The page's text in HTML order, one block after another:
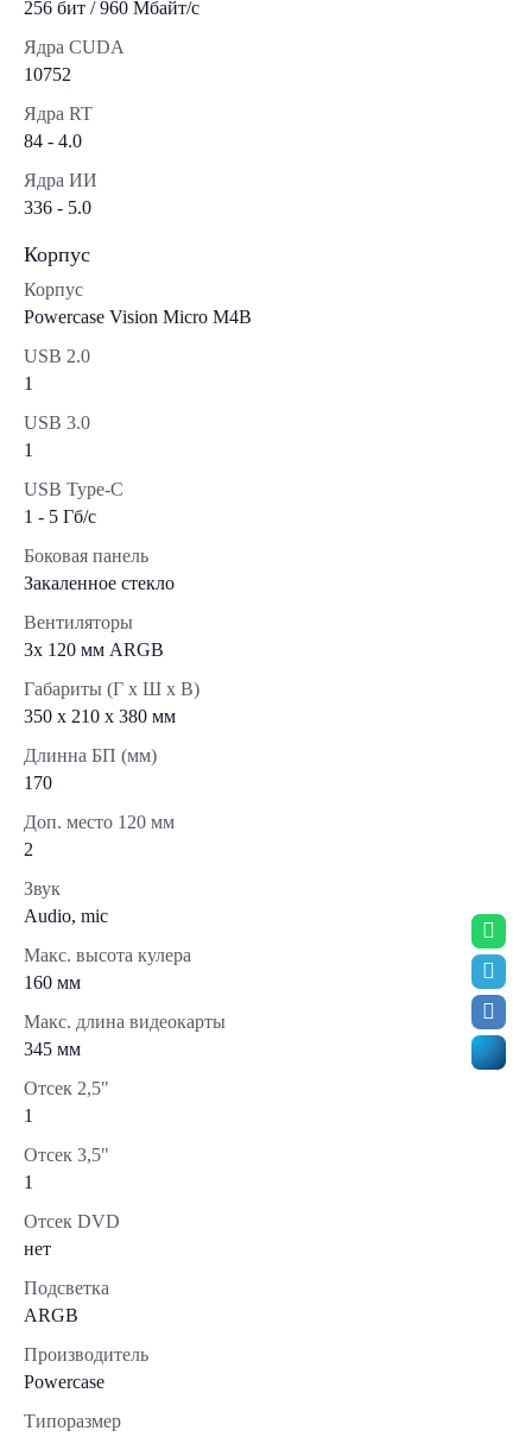
256 бит / 960 Мбайт/с
Ядра CUDA
10752
Ядра RT
84 - 4.0
Ядра ИИ
336 - 5.0
Корпус
Корпус
Powercase Vision Micro M4B
USB 2.0
1
USB 3.0
1
USB Type-C
1 - 5 Гб/с
Боковая панель
Закаленное стекло
Вентиляторы
3х 120 мм ARGB
Габариты (Г x Ш x В)
350 x 210 x 380 мм
Длинна БП (мм)
170
Доп. место 120 мм
2
Звук
Audio, mic
Макс. высота кулера
160 мм
Макс. длина видеокарты
345 мм
Отсек 2,5"
1
Отсек 3,5"
1
Отсек DVD
нет
Подсветка
ARGB
Производитель
Powercase
Типоразмер